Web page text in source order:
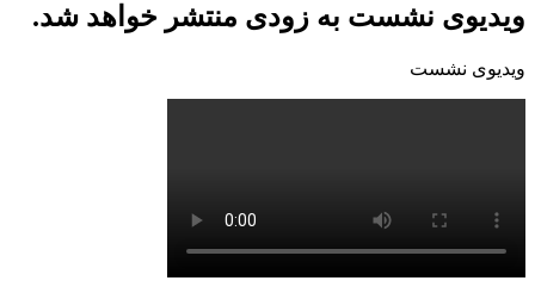
ویدیوی نشست به زودی منتشر خواهد شد.
ویدیوی نشست